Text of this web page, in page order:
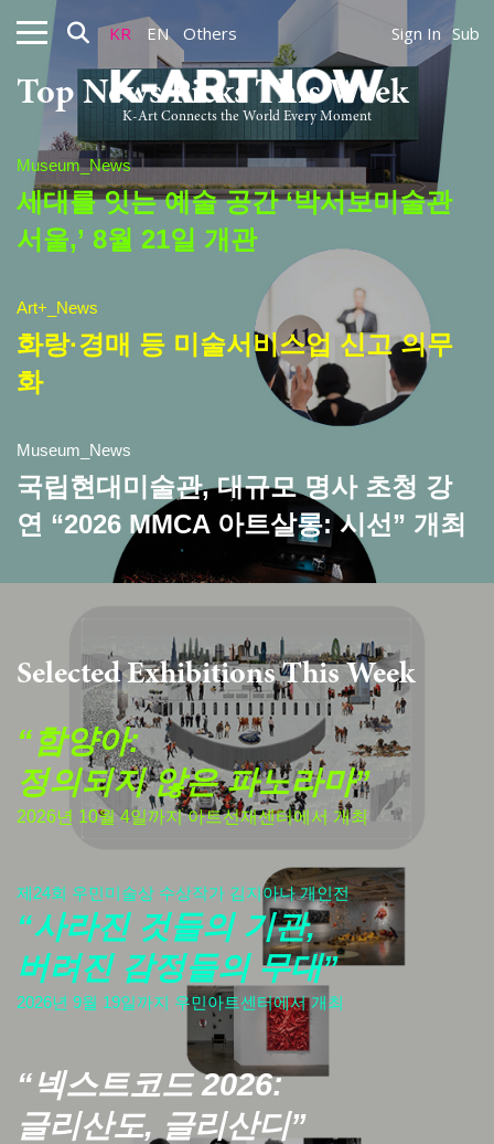
KR EN Others Sign In Sub
K-Art Connects the World Every Moment
Top News Picks This Week
Art+_News
화랑·경매 등 미술서비스업 신고 의무
화
Museum_News
국립현대미술관, 대규모 명사 초청 강
연 “2026 MMCA 아트살롱: 시선” 개최
Museum_News
세대를 잇는 예술 공간 ‘박서보미술관
서울,’ 8월 21일 개관
Selected Exhibitions This Week
제24회 우민미술상 수상작가 김지아나 개인전
“사라진 것들의 기관,
버려진 감정들의 무대”
2026년 9월 19일까지 우민아트센터에서 개최
“넥스트코드 2026:
글리산도, 글리산디”
“함양아:
정의되지 않은 파노라마”
2026년 10월 4일까지 아트선재센터에서 개최